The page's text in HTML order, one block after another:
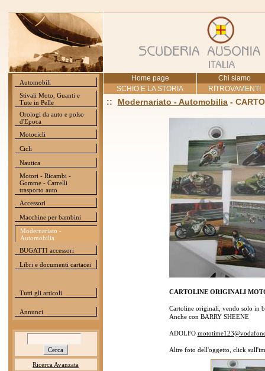
Automobili
Stivali Moto, Guanti e
Tute in Pelle
Orologi da auto e polso
d'Epoca
Motocicli
Cicli
Nautica
Motori - Ricambi -
Gomme - Carrelli
trasporto auto
Accessori
Macchine per bambini
Modernariato -
Automobilia
BUGATTI accessori
Libri e documenti cartacei
Tutti gli articoli
Annunci
Ricerca Avanzata
Home page
Chi siamo
SCHIO E LA STORIA
RITROVAMENTI
:: Modernariato - Automobilia -
CARTOLINE ORIGINALI
Cartoline originali, vendo solo in
Anche con BARRY SHEENE
ADOLFO
Altre foto dell'oggetto, click